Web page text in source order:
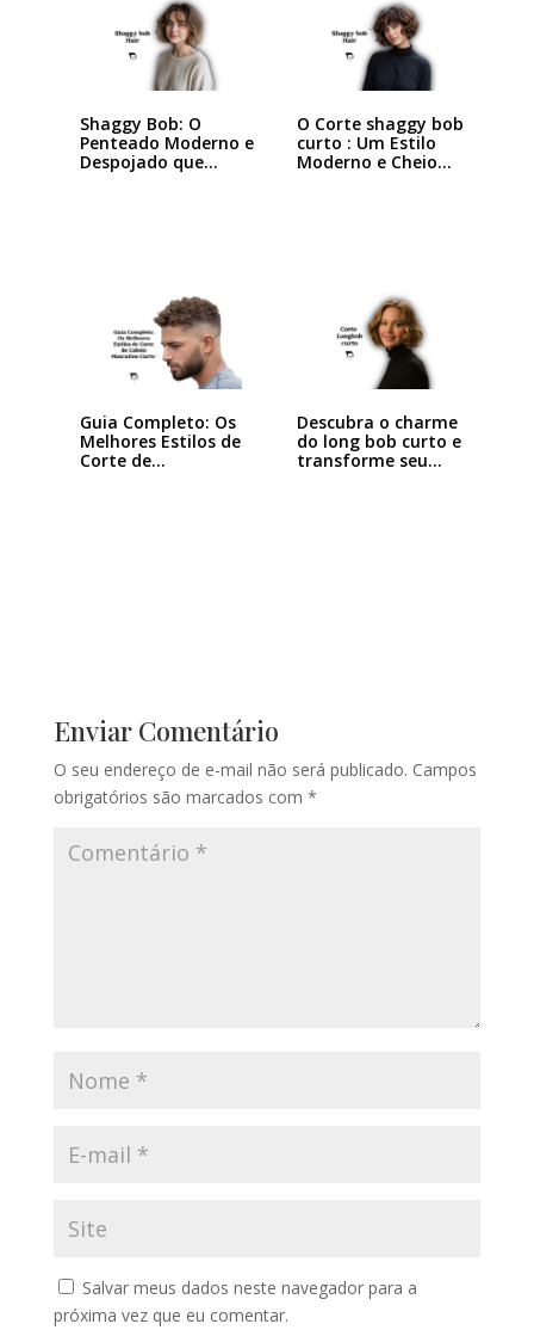
Shaggy Bob: O
Penteado Moderno e
Despojado que
O Corte shaggy bob
curto : Um Estilo
Moderno e Cheio…
Guia Completo: Os
Melhores Estilos de
Corte de…
Descubra o charme
do long bob curto e
transforme seu…
Enviar Comentário
O seu endereço de e-mail não será publicado. Campos
obrigatórios são marcados com *
Salvar meus dados neste navegador para a
próxima vez que eu comentar.